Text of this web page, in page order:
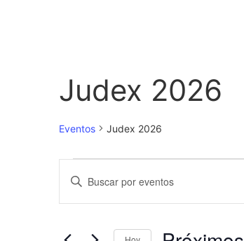
Judex 2026
Eventos Judex 2026
Navegación
de
búsqueda
Introduce
clave.